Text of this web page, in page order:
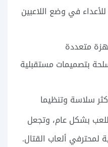
في وضع اللاعبين
متعددة
بتصميمات مستقبلية
سلاسة وتنظيما
بشكل عام، وتجعل
لمحترفي ألعاب القتال.